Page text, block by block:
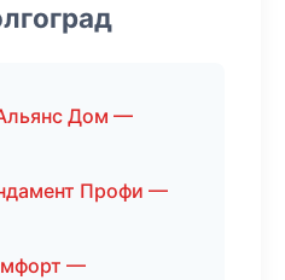
Дом —
Профи —
—